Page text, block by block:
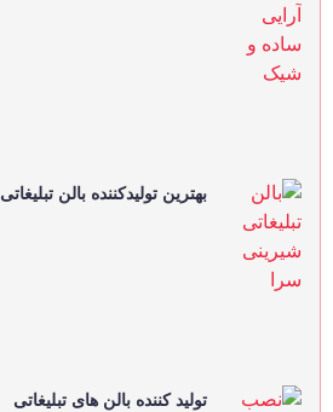
بهترین تولیدکننده بالن تبلیغاتی
تولید کننده بالن های تبلیغاتی